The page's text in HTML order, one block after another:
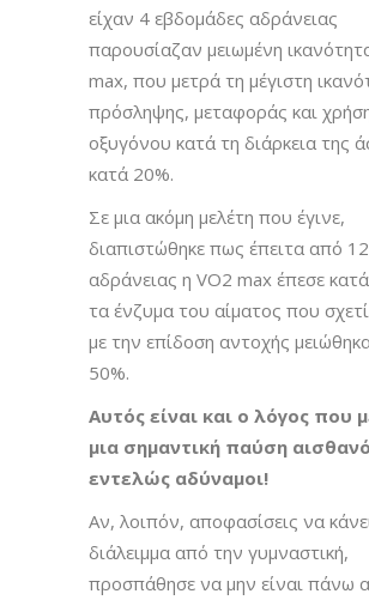
είχαν 4 εβδομάδες αδράνειας
παρουσίαζαν μειωμένη
max, που μετρά τη μέγιστη
πρόσληψης, μεταφοράς και
οξυγόνου κατά τη διάρκεια της
κατά 20%.
Σε μια ακόμη μελέτη που έγινε,
διαπιστώθηκε πως έπειτα από
αδράνειας η VO2 max έπεσε
τα ένζυμα του αίματος που
με την επίδοση αντοχής
50%.
Αυτός είναι και ο λόγος που
μια σημαντική παύση
εντελώς αδύναμοι!
Αν, λοιπόν, αποφασίσεις να
διάλειμμα από την γυμναστική,
προσπάθησε να μην είναι πάνω